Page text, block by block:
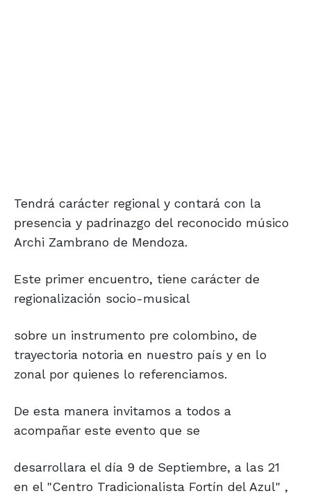
Tendrá carácter regional y contará con la
presencia y padrinazgo del reconocido músico
Archi Zambrano de Mendoza.
Este primer encuentro, tiene carácter de
regionalización socio-musical
sobre un instrumento pre colombino, de
trayectoria notoria en nuestro país y en lo
zonal por quienes lo referenciamos.
De esta manera invitamos a todos a
acompañar este evento que se
desarrollara el día 9 de Septiembre, a las 21
en el "Centro Tradicionalista Fortín del Azul" ,